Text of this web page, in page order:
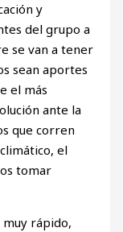
y
del grupo a
se van a tener
sean aportes
el más
ante la
que corren
el
tomar
rápido,